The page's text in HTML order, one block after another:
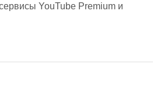
YouTube Premium и